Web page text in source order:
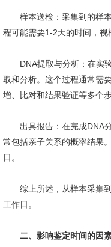
样本送检：采集到的样本
程可能需要1-2天的时间，视
DNA提取与分析：在实验
取和分析。这个过程通常需
增、比对和结果验证等多个
出具报告：在完成DNA分
常包括亲子关系的概率结果
日。
综上所述，从样本采集到
工作日。
二、影响鉴定时间的因